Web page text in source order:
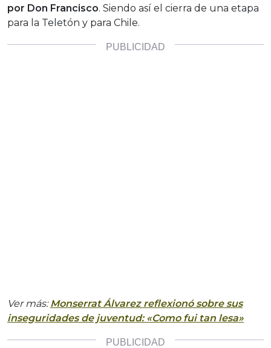
por Don Francisco. Siendo así el cierra de una etapa
para la Teletón y para Chile.
Ver más:Monserrat Álvarez reflexionó sobre sus
inseguridades de juventud: «Como fui tan lesa»